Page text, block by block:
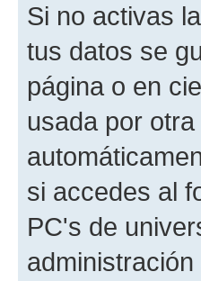
Si no activas
tus datos se
página o en
usada por
si accedes al
PC's de